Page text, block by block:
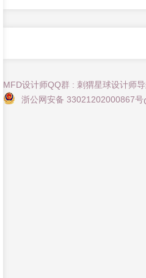
MFD设计师QQ群 : 刺猬星球设计师
浙公网安备 33021202000867号